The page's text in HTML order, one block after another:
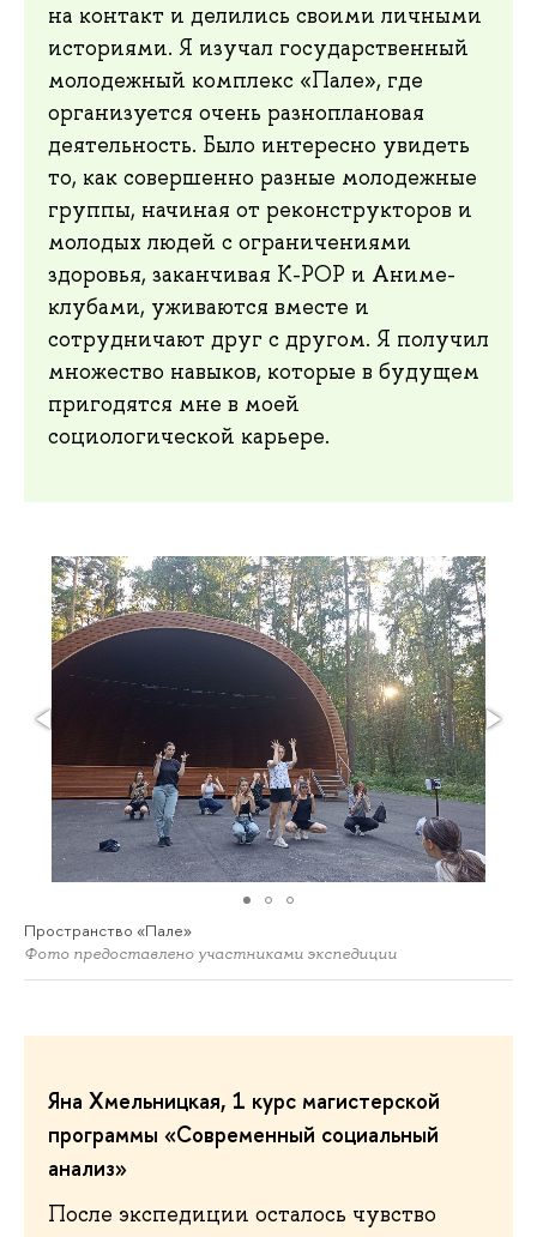
на контакт и делились своими личными
историями. Я изучал государственный
молодежный комплекс «Пале», где
организуется очень разноплановая
деятельность. Было интересно увидеть
то, как совершенно разные молодежные
группы, начиная от реконструкторов и
молодых людей с ограничениями
здоровья, заканчивая K-POP и Аниме-
клубами, уживаются вместе и
сотрудничают друг с другом. Я получил
множество навыков, которые в будущем
пригодятся мне в моей
социологической карьере.
Пространство «Пале»
Фото предоставлено участниками экспедиции
Яна Хмельницкая, 1 курс магистерской
программы «Современный социальный
анализ»
После экспедиции осталось чувство